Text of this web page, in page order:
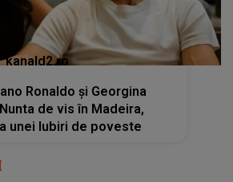
kanald2.ro
Ronaldo și Georgina
de vis în Madeira,
unei Iubiri de poveste